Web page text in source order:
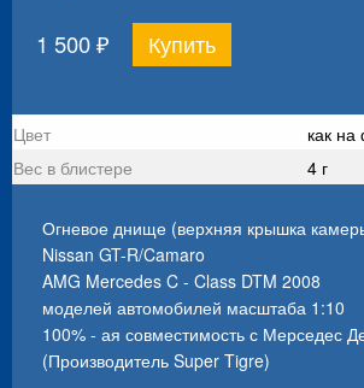
1 500 ₽
Цвет
как
Вес в блистере
4 г
Огневое днище (верхняя крышка
Nissan GT-R/Camaro
AMG Mercedes C - Class DTM 2008
моделей автомобилей масштаба 1:10
100% - ая совместимость с Мерседес
(Производитель Super Tigre)